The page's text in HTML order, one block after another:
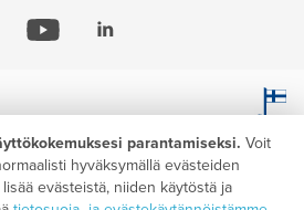
parantamiseksi. Voit
hyväksymällä evästeiden
evästeistä, niiden käytöstä ja